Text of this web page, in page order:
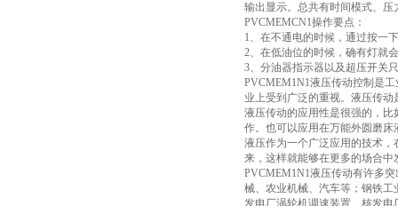
输出显示。总共有时间模式、
PVCMEMCN1操作要点：
1、在不通电的时候，通过按一
2、在低油位的时候，确有灯就
3、分油器指示器以及超压开关
PVCMEM1N1液压传动控制是
业上受到广泛的重视。液压传
液压传动的应用性是很强的，
作。也可以应用在万能外圆磨
液压作为一个广泛应用的技术
来，这样就能够在更多的场合
PVCMEM1N1液压传动有许多
械、农业机械、汽车等；钢铁
发电厂涡轮机调速装置、核发